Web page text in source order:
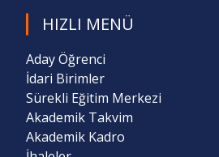
HIZLI MENÜ
Aday Öğrenci
İdari Birimler
Sürekli Eğitim Merkezi
Akademik Takvim
Akademik Kadro